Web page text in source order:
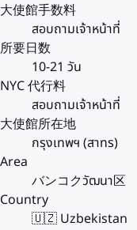
大使館手数料
สอบถามเจ้าหน้าที่
所要日数
10-21 วัน
NYC 代行料
สอบถามเจ้าหน้าที่
大使館所在地
กรุงเทพฯ (สาทร)
Area
バンコクวัฒนา区
Country
🇺🇿 Uzbekistan